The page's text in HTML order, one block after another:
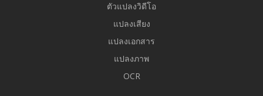
ตัวแปลงวิดีโอ
แปลงเสียง
แปลงเอกสาร
แปลงภาพ
OCR